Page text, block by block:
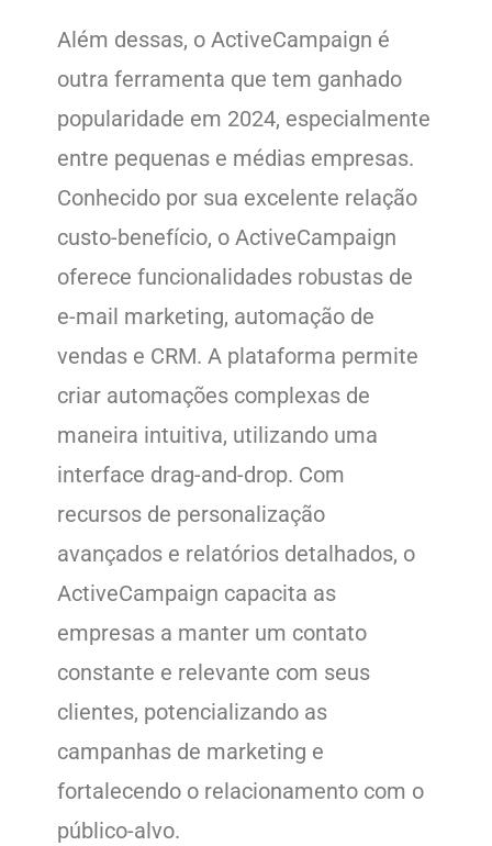
Além dessas, o ActiveCampaign é
outra ferramenta que tem ganhado
popularidade em 2024, especialmente
entre pequenas e médias empresas.
Conhecido por sua excelente relação
custo-benefício, o ActiveCampaign
oferece funcionalidades robustas de
e-mail marketing, automação de
vendas e CRM. A plataforma permite
criar automações complexas de
maneira intuitiva, utilizando uma
interface drag-and-drop. Com
recursos de personalização
avançados e relatórios detalhados, o
ActiveCampaign capacita as
empresas a manter um contato
constante e relevante com seus
clientes, potencializando as
campanhas de marketing e
fortalecendo o relacionamento com o
público-alvo.